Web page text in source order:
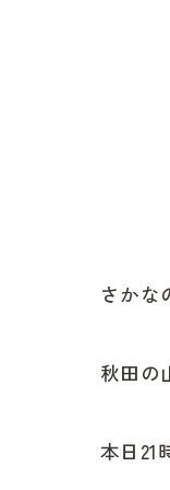
さかな
秋田の
本日21